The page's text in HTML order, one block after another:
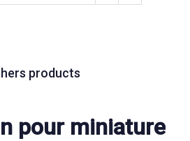
products
pour miniature
pour miniature